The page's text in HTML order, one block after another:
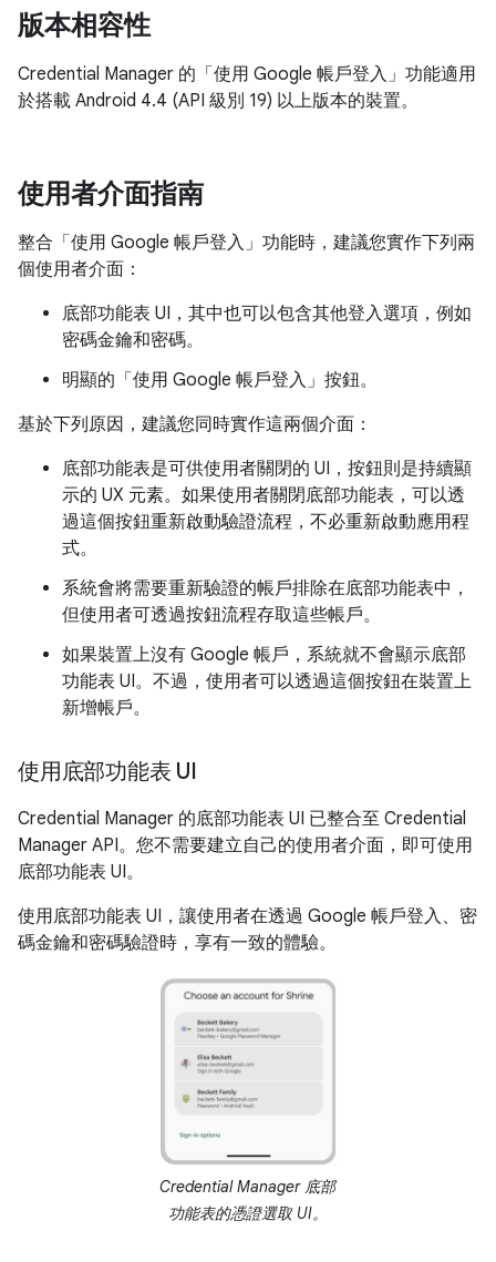
版本相容性
Credential Manager 的「使用 Google 帳戶登入」功能適用
於搭載 Android 4.4 (API 級別 19) 以上版本的裝置。
使用者介面指南
整合「使用 Google 帳戶登入」功能時，建議您實作下列兩
個使用者介面：
底部功能表 UI，其中也可以包含其他登入選項，例如
密碼金鑰和密碼。
明顯的「使用 Google 帳戶登入」按鈕。
基於下列原因，建議您同時實作這兩個介面：
底部功能表是可供使用者關閉的 UI，按鈕則是持續顯
示的 UX 元素。如果使用者關閉底部功能表，可以透
過這個按鈕重新啟動驗證流程，不必重新啟動應用程
式。
系統會將需要重新驗證的帳戶排除在底部功能表中，
但使用者可透過按鈕流程存取這些帳戶。
如果裝置上沒有 Google 帳戶，系統就不會顯示底部
功能表 UI。不過，使用者可以透過這個按鈕在裝置上
新增帳戶。
使用底部功能表 UI
Credential Manager 的底部功能表 UI 已整合至 Credential
Manager API。您不需要建立自己的使用者介面，即可使用
底部功能表 UI。
使用底部功能表 UI，讓使用者在透過 Google 帳戶登入、密
碼金鑰和密碼驗證時，享有一致的體驗。
Credential Manager 底部
功能表的憑證選取 UI。